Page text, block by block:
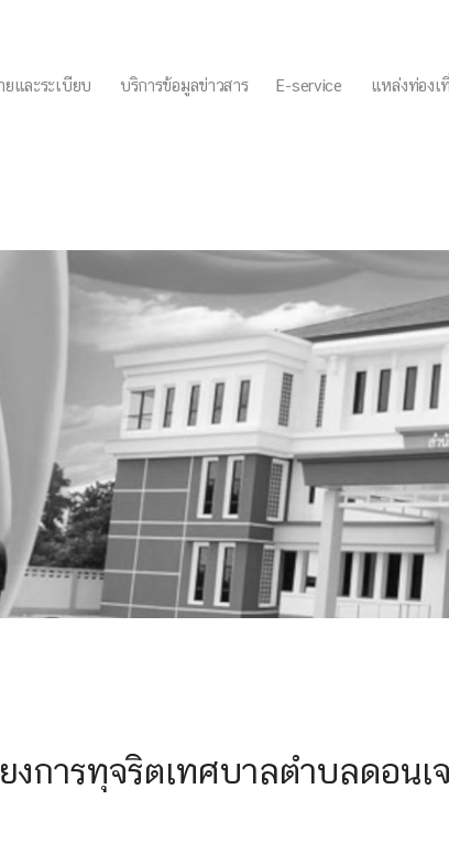
และระเบียบ บริการข้อมูลข่าวสาร E-service แหล่งท่องเ
ามเสี่ยงการทุจริตเทศบา
28/2/66
งการทุจริตเทศบาลตำบลดอน